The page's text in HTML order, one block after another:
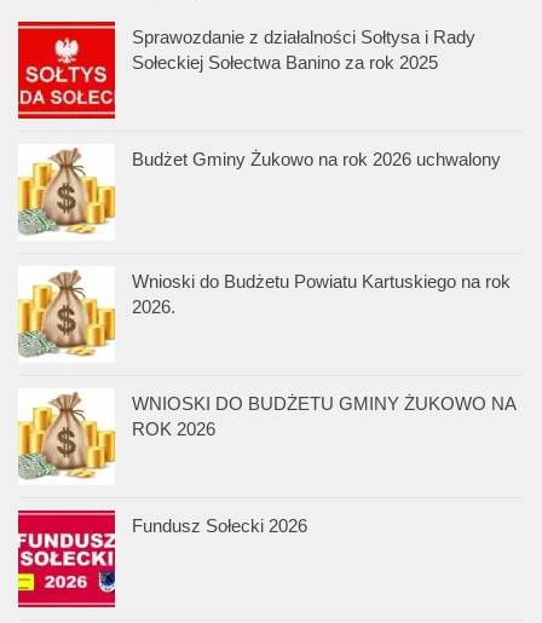
Sprawozdanie z działalności Sołtysa i Rady
Sołeckiej Sołectwa Banino za rok 2025
Budżet Gminy Żukowo na rok 2026 uchwalony
Wnioski do Budżetu Powiatu Kartuskiego na rok
2026.
WNIOSKI DO BUDŻETU GMINY ŻUKOWO NA
ROK 2026
Fundusz Sołecki 2026